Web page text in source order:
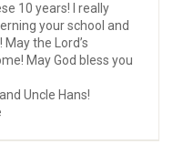
10 years! I really
your school and
the Lord’s
May God bless you
Uncle Hans!